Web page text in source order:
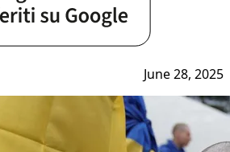
June 28, 2025